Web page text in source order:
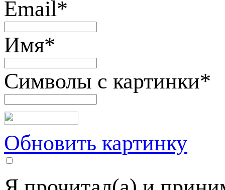
Email*
Имя*
Символы с картинки*
Обновить картинку